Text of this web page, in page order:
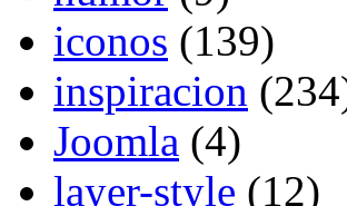
iconos (139)
inspiracion
Joomla (4)
layer-style (12)